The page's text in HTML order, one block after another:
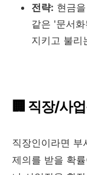
전략: 현금
같은 '문서
지키고 불리
🏢 직장/사
직장인이라면 부
제의를 받을 확